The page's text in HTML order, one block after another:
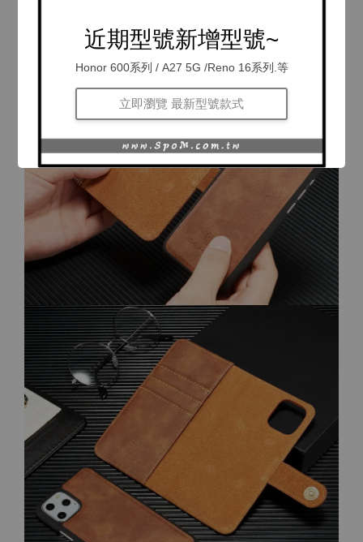
近期型號新增型號~
Honor 600系列 / A27 5G /Reno 16系列.等
立即瀏覽 最新型號款式